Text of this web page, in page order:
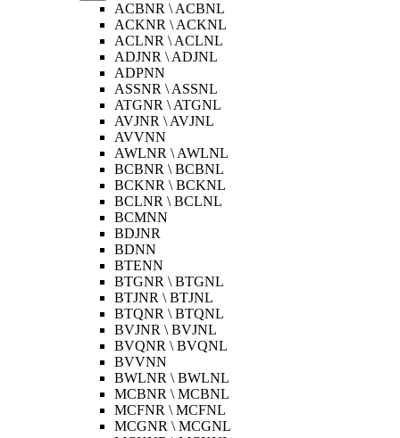
ACBNR \ ACBNL
ACKNR \ ACKNL
ACLNR \ ACLNL
ADJNR \ ADJNL
ADPNN
ASSNR \ ASSNL
ATGNR \ ATGNL
AVJNR \ AVJNL
AVVNN
AWLNR \ AWLNL
BCBNR \ BCBNL
BCKNR \ BCKNL
BCLNR \ BCLNL
BCMNN
BDJNR
BDNN
BTENN
BTGNR \ BTGNL
BTJNR \ BTJNL
BTQNR \ BTQNL
BVJNR \ BVJNL
BVQNR \ BVQNL
BVVNN
BWLNR \ BWLNL
MCBNR \ MCBNL
MCFNR \ MCFNL
MCGNR \ MCGNL